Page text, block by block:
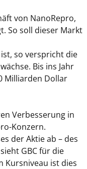
von NanoRepro,
So soll dieser Markt
so verspricht die
Bis ins Jahr
Milliarden Dollar
Verbesserung in
Konzern.
der Aktie ab – des
GBC für die
Kursniveau ist dies